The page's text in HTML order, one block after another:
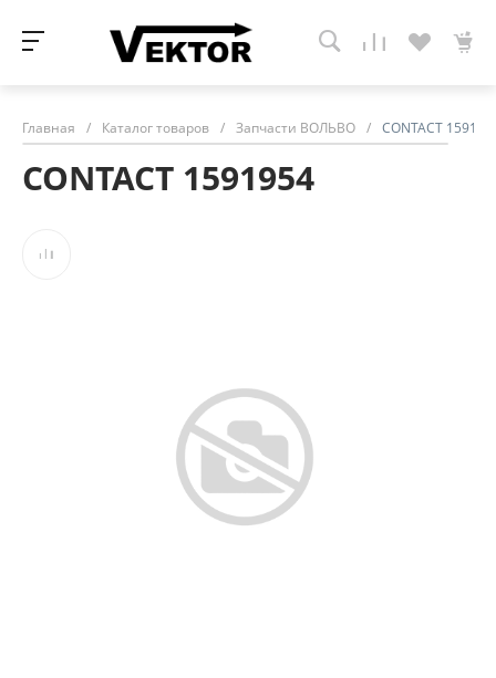
Главная / Каталог товаров / Запчасти ВОЛЬВО / CONTACT
CONTACT 1591954